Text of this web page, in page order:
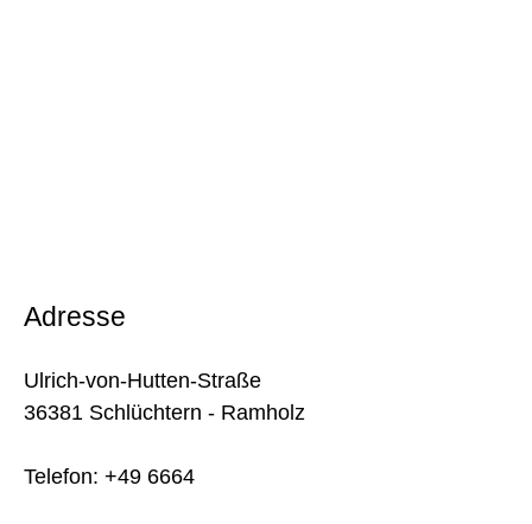
Adresse
Ulrich-von-Hutten-Straße
36381 Schlüchtern - Ramholz
Telefon: +49 6664